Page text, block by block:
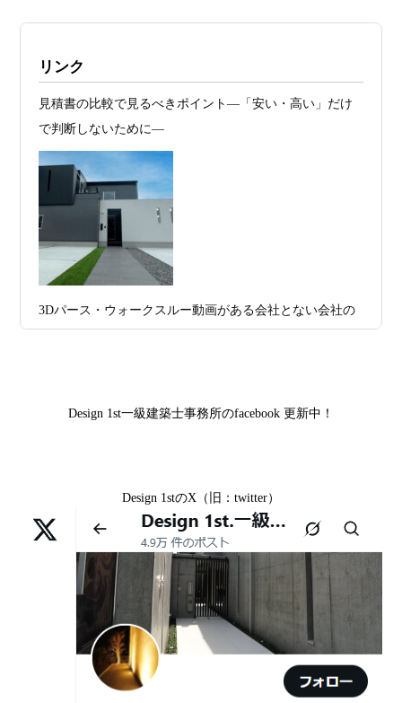
2026年07月09
日
「自由設計」の本当の意味。どこまで自
由なのか
2026年07月07
【残り1組限定】Design1st.一級建築士事
務所 モニター募集｜“建築家とつくる
ス
2026年07月01
古い間取りを現代の暮らしに合わせる設
（設計力の差が出るポイント）
2026年06月25
部分リフォームを繰り返すと高くつく理
由｜デザインファーストが現場で見てき
た“本当の落とし穴”
2026年06月21
知らないと数100万円損する？新築・リ
フォーム・リノベーションの本当の価格
差と後悔しない選び方！費用相場やメリ
施工例・京都市北区・ハイクラスの家1UP
多数お問合せありがとうございました。2021～
2025年度 京都・滋賀の注文住宅モニター募
お問合せ有難う御座いました。京都市北区I様,京都市中京
区K様,京都市右京区S様,滋賀県大津市T様,京都市中京区A
様,京都市山科区E様,滋賀県大津市S様,滋賀県草津市D様,
京都市中京区M様,京都市北区M様,京都市上京区T様,京都
市中京区E様,滋賀県大津市T様,滋賀県大津市A様,京都市
山科区Y様,京都市中京区I様,京都市山科区D様,滋賀県草津
市S様,京都市北区A様,京都府宇治市I様,京都市中京区N様,
京区H様,京都府宇治市M様,京都市中京区I様,京都府宇治市
中京区T様,京都市北区H様,京都市上京区S様,京都市北区T
様,京都市左京区F様,滋賀県大津市K様,京都市右京区T様,
京都市南区S様,京都市北区O様
Withコロナ時代・どんな家を建てたらいいのか？
ガレージハウスを建てたい！
デザイナーズ住宅のリビング・ダイニング
リンク
見積書の比較で見るべきポイント―「安い・高い」だけ
で判断しないために―
3Dパース・ウォークスルー動画がある会社とない会社の
リフォームとリノベーションの違い― 京都・滋賀で“後悔
しない住まいづくり”を実現するために ―
Design 1st一級建築士事務所のfacebook 更新中！
Design 1stのX（旧：twitter）